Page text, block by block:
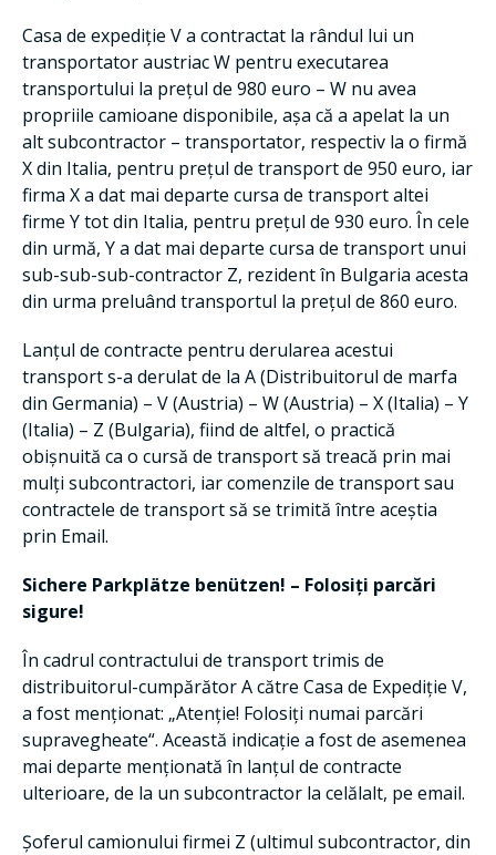
Casa de expediție V a contractat la rândul lui un
transportator austriac W pentru executarea
transportului la prețul de 980 euro – W nu avea
propriile camioane disponibile, așa că a apelat la un
alt subcontractor – transportator, respectiv la o firmă
X din Italia, pentru prețul de transport de 950 euro, iar
firma X a dat mai departe cursa de transport altei
firme Y tot din Italia, pentru prețul de 930 euro. În cele
din urmă, Y a dat mai departe cursa de transport unui
sub-sub-sub-contractor Z, rezident în Bulgaria acesta
din urma preluând transportul la prețul de 860 euro.
Lanțul de contracte pentru derularea acestui
transport s-a derulat de la A (Distribuitorul de marfa
din Germania) – V (Austria) – W (Austria) – X (Italia) – Y
(Italia) – Z (Bulgaria), fiind de altfel, o practică
obișnuită ca o cursă de transport să treacă prin mai
mulți subcontractori, iar comenzile de transport sau
contractele de transport să se trimită între aceștia
prin Email.
Sichere Parkplätze benützen! – Folosiți parcări
sigure!
În cadrul contractului de transport trimis de
distribuitorul-cumpărător A către Casa de Expediție V,
a fost menționat: „Atenție! Folosiți numai parcări
supravegheate“. Această indicație a fost de asemenea
mai departe menționată în lanțul de contracte
ulterioare, de la un subcontractor la celălalt, pe email.
Șoferul camionului firmei Z (ultimul subcontractor, din